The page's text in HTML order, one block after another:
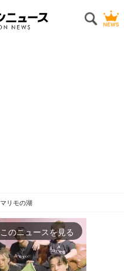
マリモの湖
このニュースを見る